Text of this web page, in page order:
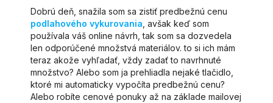
Dobrú deň, snažila som sa zistiť predbežnú cenu
podlahového vykurovania , avšak keď som
používala váš online návrh, tak som sa dozvedela
len odporúčené množstvá materiálov. to si ich mám
teraz akože vyhľadať, vždy zadať to navrhnuté
množstvo? Alebo som ja prehliadla nejaké tlačidlo,
ktoré mi automaticky vypočíta predbežnú cenu?
Alebo robíte cenové ponuky až na základe mailovej